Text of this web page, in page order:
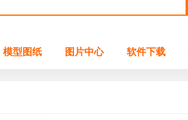
模型图纸 图片中心 软件下载